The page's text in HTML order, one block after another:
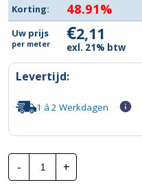
Korting:
48.91%
Uw prijs
per meter €2,11
exl. 21% btw
Levertijd:
1 á 2 Werkdagen
-
TKF
Installatiekabel
YMvK
+